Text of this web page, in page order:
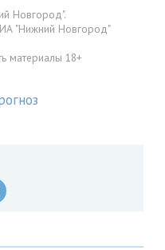
Новгород".
"Нижний Новгород"
материалы 18+